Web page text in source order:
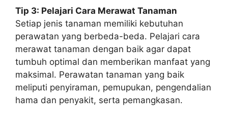
Tip 3: Pelajari Cara Merawat Tanaman
Setiap jenis tanaman memiliki kebutuhan
perawatan yang berbeda-beda. Pelajari cara
merawat tanaman dengan baik agar dapat
tumbuh optimal dan memberikan manfaat yang
maksimal. Perawatan tanaman yang baik
meliputi penyiraman, pemupukan, pengendalian
hama dan penyakit, serta pemangkasan.